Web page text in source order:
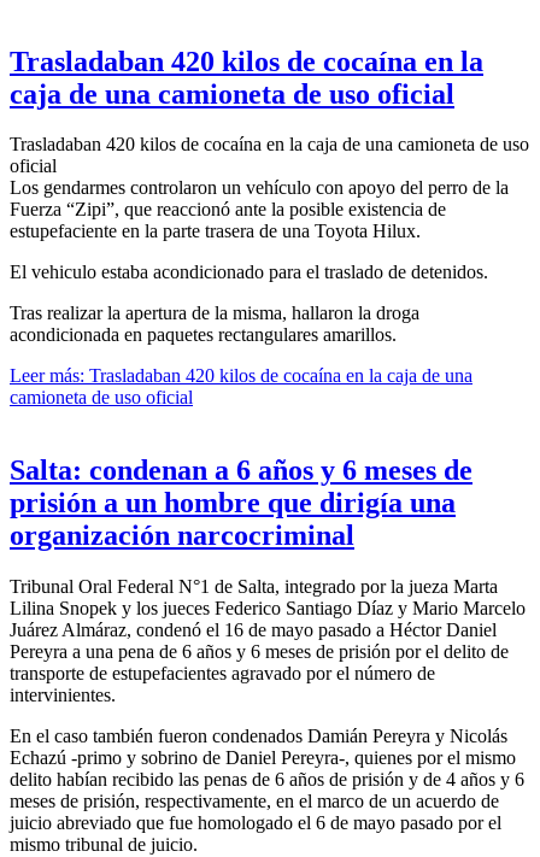
Trasladaban 420 kilos de cocaína en la
caja de una camioneta de uso oficial
Trasladaban 420 kilos de cocaína en la caja de una camioneta de uso
oficial
Los gendarmes controlaron un vehículo con apoyo del perro de la
Fuerza “Zipi”, que reaccionó ante la posible existencia de
estupefaciente en la parte trasera de una Toyota Hilux.
El vehiculo estaba acondicionado para el traslado de detenidos.
Tras realizar la apertura de la misma, hallaron la droga
acondicionada en paquetes rectangulares amarillos.
Leer más: Trasladaban 420 kilos de cocaína en la caja de una
camioneta de uso oficial
Salta: condenan a 6 años y 6 meses de
prisión a un hombre que dirigía una
organización narcocriminal
Tribunal Oral Federal N°1 de Salta, integrado por la jueza Marta
Lilina Snopek y los jueces Federico Santiago Díaz y Mario Marcelo
Juárez Almáraz, condenó el 16 de mayo pasado a Héctor Daniel
Pereyra a una pena de 6 años y 6 meses de prisión por el delito de
transporte de estupefacientes agravado por el número de
intervinientes.
En el caso también fueron condenados Damián Pereyra y Nicolás
Echazú -primo y sobrino de Daniel Pereyra-, quienes por el mismo
delito habían recibido las penas de 6 años de prisión y de 4 años y 6
meses de prisión, respectivamente, en el marco de un acuerdo de
juicio abreviado que fue homologado el 6 de mayo pasado por el
mismo tribunal de juicio.